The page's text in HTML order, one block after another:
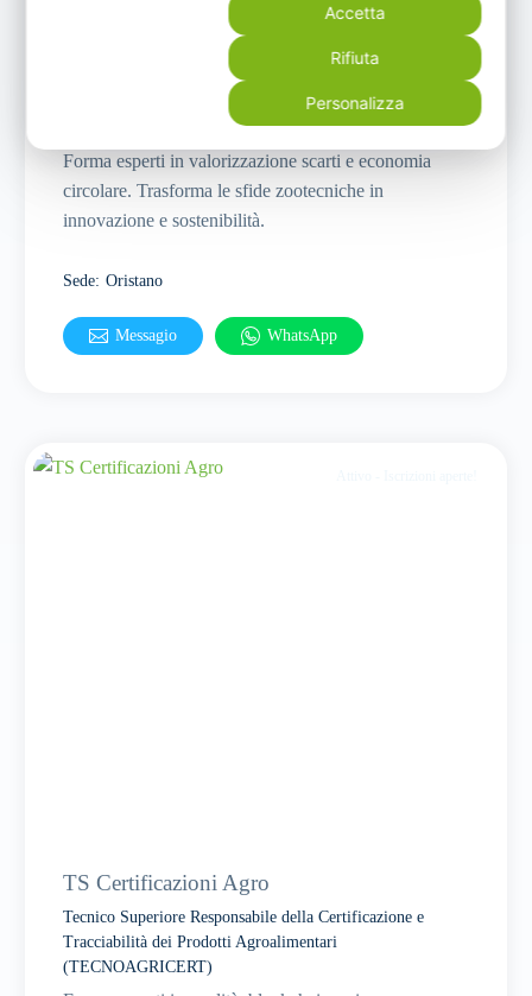
Gestione allevamenti
Tecnico Superiore specializzato nella gestione e
valorizzazione di scarti e sottoprodotti dei processi
produttivi, degli allevamenti e della trasformazione
Forma esperti in valorizzazione scarti e economia
circolare. Trasforma le sfide zootecniche in
innovazione e sostenibilità.
Sede: Oristano
Messagio WhatsApp
TS Certificazioni Agro
Tecnico Superiore Responsabile della Certificazione e
Tracciabilità dei Prodotti Agroalimentari
(TECNOAGRICERT)
Accetta
Rifiuta
Personalizza